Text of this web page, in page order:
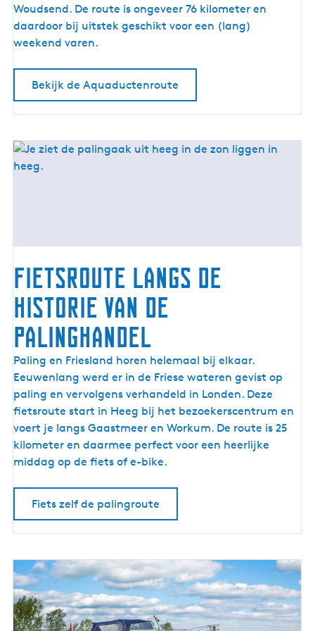
e
n
r
Woudsend. De route is ongeveer 76 kilometer en
daardoor bij uitstek geschikt voor een (lang)
weekend varen.
Bekijk de Aquaductenroute
Fietsroute langs de
historie van de
palinghandel
F
i
e
t
s
r
o
n
g
s
d
Paling en Friesland horen helemaal bij elkaar.
Eeuwenlang werd er in de Friese wateren gevist op
paling en vervolgens verhandeld in Londen. Deze
fietsroute start in Heeg bij het bezoekerscentrum en
voert je langs Gaastmeer en Workum. De route is 25
kilometer en daarmee perfect voor een heerlijke
middag op de fiets of e-bike.
Fiets zelf de palingroute